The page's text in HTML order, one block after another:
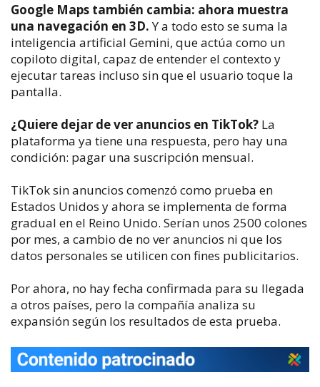
Google Maps también cambia: ahora muestra
una navegación en 3D.Y a todo esto se suma la
inteligencia artificial Gemini, que actúa como un
copiloto digital, capaz de entender el contexto y
ejecutar tareas incluso sin que el usuario toque la
pantalla.
¿Quiere dejar de ver anuncios en TikTok? La
plataforma ya tiene una respuesta, pero hay una
condición: pagar una suscripción mensual.
TikTok sin anuncios comenzó como prueba en
Estados Unidos y ahora se implementa de forma
gradual en el Reino Unido. Serían unos 2500 colones
por mes, a cambio de no ver anuncios ni que los
datos personales se utilicen con fines publicitarios.
Por ahora, no hay fecha confirmada para su llegada
a otros países, pero la compañía analiza su
expansión según los resultados de esta prueba.